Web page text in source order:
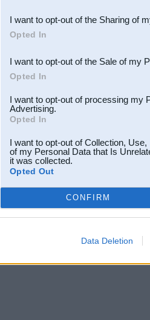
Downstream Participants
third parties.
I want to opt-out of the Sharing of
Opted In
I want to opt-out of the Sale of my
Opted In
I want to opt-out of processing my
Advertising.
Opted In
I want to opt-out of Collection,
of my Personal Data that Is
it was collected.
Opted Out
CONFIRM
Data Deletion